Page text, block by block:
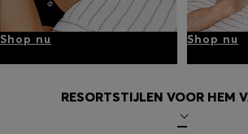
Shop nu Shop nu
RESORTSTIJLEN VOOR HEM